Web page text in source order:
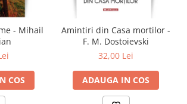
- Mihail
COS
Amintiri din Casa mortilor -
F. M. Dostoievski
32,00 Lei
ADAUGA IN COS